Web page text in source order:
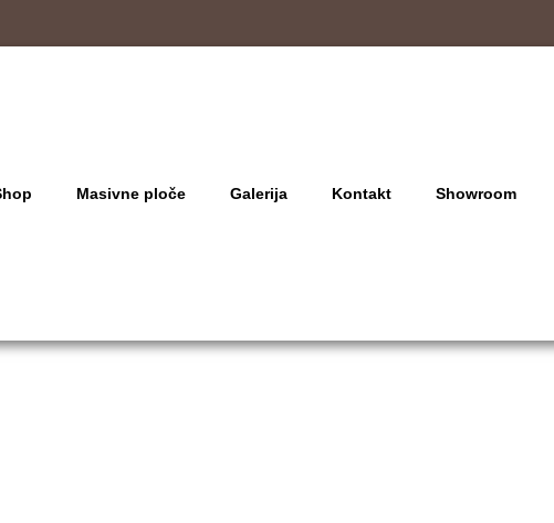
Masivne ploče Galerija Kontakt Showroom